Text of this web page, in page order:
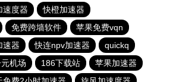
速度器
快橙加速器
免费跨墙软件
苹果免费vqn
速器 快连npv加速器
quickq
机场 186下载站
苹果加速器